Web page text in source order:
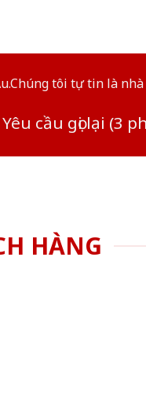
tôi tự tin là
Yêu cầu gọi lại (3
HÀNG